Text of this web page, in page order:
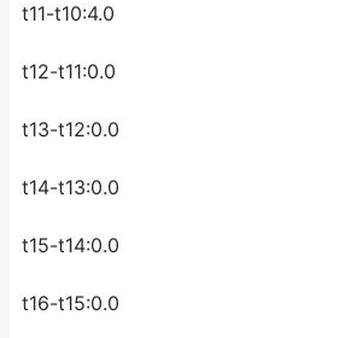
t11-t10:4.0
t12-t11:0.0
t13-t12:0.0
t14-t13:0.0
t15-t14:0.0
t16-t15:0.0